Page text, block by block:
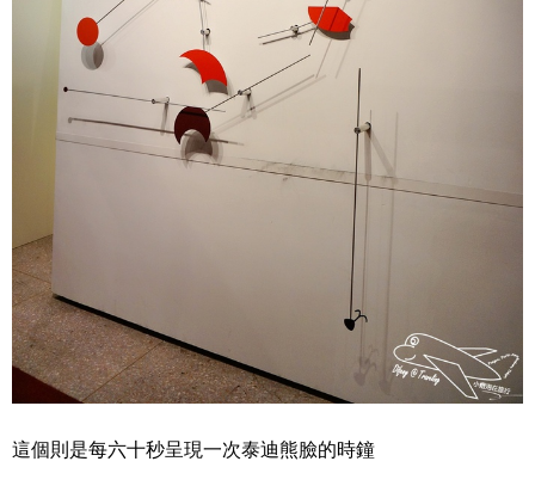
這個則是每六十秒呈現一次泰迪熊臉的時鐘